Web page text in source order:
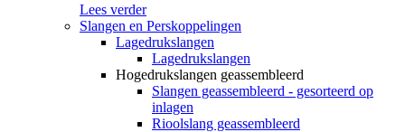
Lees verder
Slangen en Perskoppelingen
Lagedrukslangen
Lagedrukslangen
Hogedrukslangen geassembleerd
Slangen geassembleerd - gesorteerd op
inlagen
Rioolslang geassembleerd